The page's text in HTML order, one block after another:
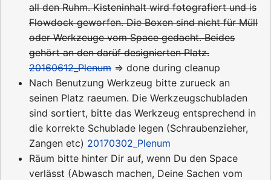
all den Ruhm. Kisteninhalt wird fotografiert und is
Flowdock geworfen. Die Boxen sind nicht für Müll
oder Werkzeuge vom Space gedacht. Beides
gehört an den darüf designierten Platz.
20160612_Plenum => done during cleanup
Nach Benutzung Werkzeug bitte zurueck an
seinen Platz raeumen. Die Werkzeugschubladen
sind sortiert, bitte das Werkzeug entsprechend in
die korrekte Schublade legen (Schraubenzieher,
Zangen etc) 20170302_Plenum
Räum bitte hinter Dir auf, wenn Du den Space
verlässt (Abwasch machen, Deine Sachen vom